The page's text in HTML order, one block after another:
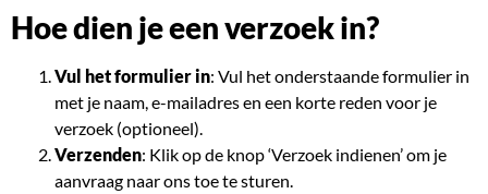
Hoe dien je een verzoek in?
Vul het formulier in: Vul het onderstaande formulier in
met je naam, e-mailadres en een korte reden voor je
verzoek (optioneel).
Verzenden: Klik op de knop ‘Verzoek indienen’ om je
aanvraag naar ons toe te sturen.